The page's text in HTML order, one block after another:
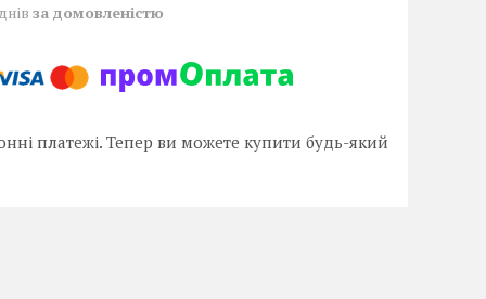
за домовленістю
платежі. Тепер ви можете купити будь-який